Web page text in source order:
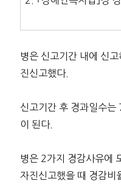
병은 신고기간 내에 신
진신고했다.
신고기간 후 경과일수는
이 된다.
병은 2가지 경감사유에
자진신고했을 때 경감비